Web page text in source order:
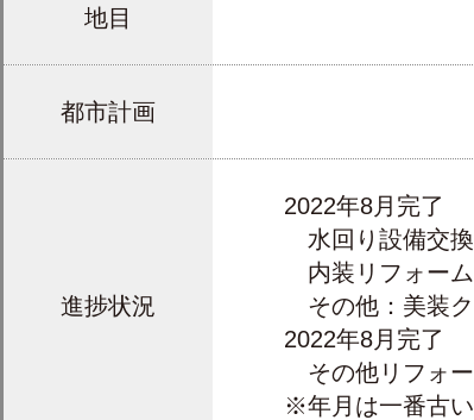
地目
都市計画
進捗状況
2022年8月完了
水回り設備交
内装リフォー
その他：美装
2022年8月完了
その他リフォ
※年月は一番古